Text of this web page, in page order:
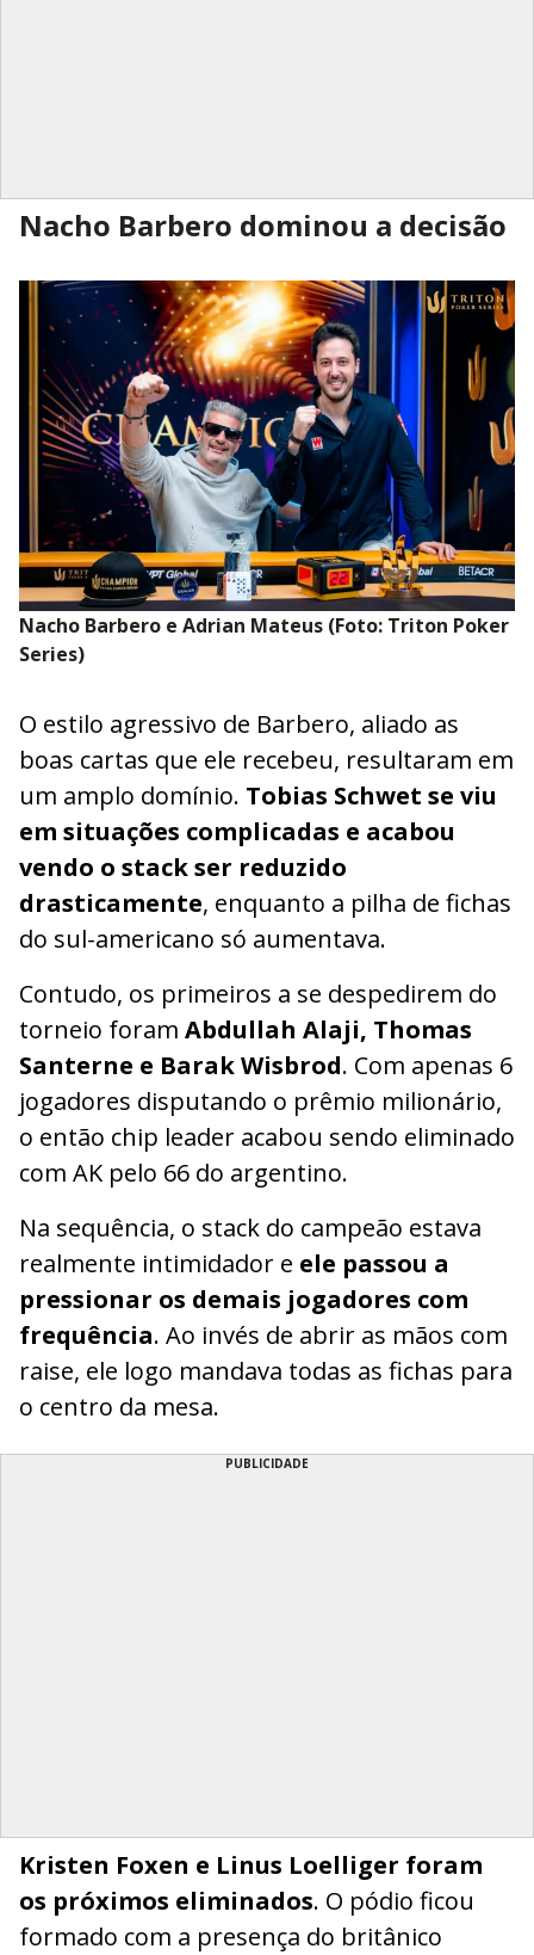
Nacho Barbero dominou a decisão
Nacho Barbero e Adrian Mateus (Foto: Triton Poker
Series)
O estilo agressivo de Barbero, aliado as
boas cartas que ele recebeu, resultaram em
um amplo domínio. Tobias Schwet se viu
em situações complicadas e acabou
vendo o stack ser reduzido
drasticamente, enquanto a pilha de fichas
do sul-americano só aumentava.
Contudo, os primeiros a se despedirem do
torneio foram Abdullah Alaji, Thomas
Santerne e Barak Wisbrod. Com apenas 6
jogadores disputando o prêmio milionário,
o então chip leader acabou sendo eliminado
com AK pelo 66 do argentino.
Na sequência, o stack do campeão estava
realmente intimidador e ele passou a
pressionar os demais jogadores com
frequência. Ao invés de abrir as mãos com
raise, ele logo mandava todas as fichas para
o centro da mesa.
PUBLICIDADE
Kristen Foxen e Linus Loelliger foram
os próximos eliminados. O pódio ficou
formado com a presença do britânico